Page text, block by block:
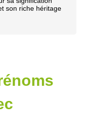
son riche héritage